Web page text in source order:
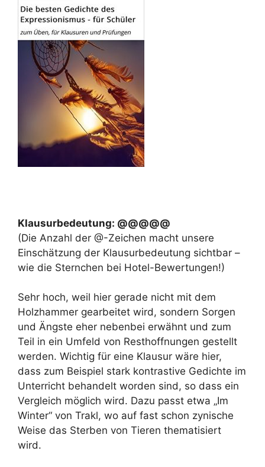
Klausurbedeutung: @@@@@
(Die Anzahl der @-Zeichen macht unsere
Einschätzung der Klausurbedeutung sichtbar –
wie die Sternchen bei Hotel-Bewertungen!)
Sehr hoch, weil hier gerade nicht mit dem
Holzhammer gearbeitet wird, sondern Sorgen
und Ängste eher nebenbei erwähnt und zum
Teil in ein Umfeld von Resthoffnungen gestellt
werden. Wichtig für eine Klausur wäre hier,
dass zum Beispiel stark kontrastive Gedichte im
Unterricht behandelt worden sind, so dass ein
Vergleich möglich wird. Dazu passt etwa „Im
Winter“ von Trakl, wo auf fast schon zynische
Weise das Sterben von Tieren thematisiert
wird.